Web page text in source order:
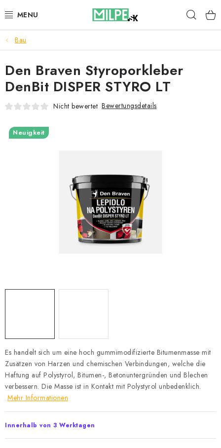
Inhalt
DACHFENSTER
DACHBODENTREPPE
HAUS UND GARTEN
Reklamationen und Rücksendungen
Richtlinien zur Verwendung von Cookies
Allgemeinen Geschäftsbedingungen
Bau
Es handelt sich um eine hoch gummimodifizierte Bitumenmasse mit
Zusätzen von Harzen und chemischen Verbindungen, welche die
Haftung auf Polystyrol, Bitumen-, Betonuntergründen und Blechen
verbessern. Die Masse ist in Kontakt mit Polystyrol unbedenklich.
Mehr Informationen
Innerhalb von 3 Werktagen
Den Braven Styroporkleber
DenBit DISPER STYRO LT
Nicht bewertet Bewertungsdetails
Neuigkeit